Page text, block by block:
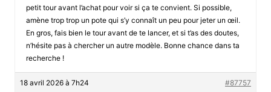
petit tour avant l’achat pour voir si ça te convient. Si possible,
amène trop trop un pote qui s’y connaît un peu pour jeter un œil.
En gros, fais bien le tour avant de te lancer, et si t’as des doutes,
n’hésite pas à chercher un autre modèle. Bonne chance dans ta
recherche !
18 avril 2026 à 7h24 #87757